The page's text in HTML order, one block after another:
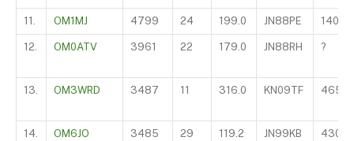
11. OM1MJ 4799 24 199.0 JN88PE 140
12. OM0ATV 3961 22 179.0 JN88RH ?
13. OM3WRD 3487 11 316.0 KN09TF 465
14. OM6JO 3485 29 119.2 JN99KB 430